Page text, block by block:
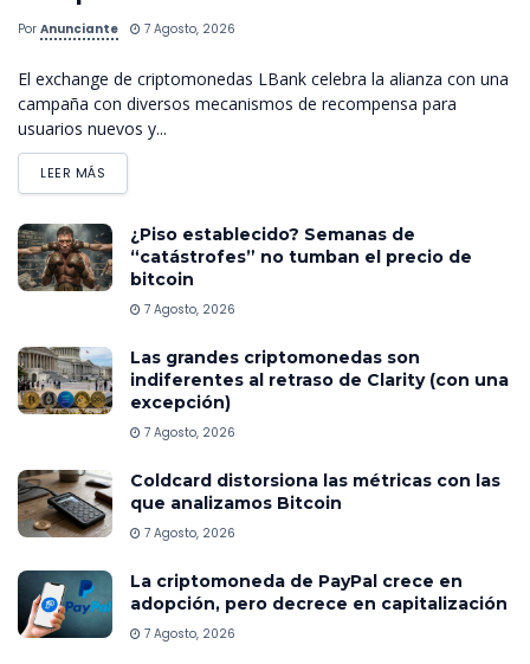
Por Anunciante 7 Agosto, 2026
El exchange de criptomonedas LBank celebra la alianza con una
campaña con diversos mecanismos de recompensa para
usuarios nuevos y...
LEER MÁS
¿Piso establecido? Semanas de
“catástrofes” no tumban el precio de
bitcoin
7 Agosto, 2026
Las grandes criptomonedas son
indiferentes al retraso de Clarity (con una
excepción)
7 Agosto, 2026
Coldcard distorsiona las métricas con las
que analizamos Bitcoin
7 Agosto, 2026
La criptomoneda de PayPal crece en
adopción, pero decrece en capitalización
7 Agosto, 2026